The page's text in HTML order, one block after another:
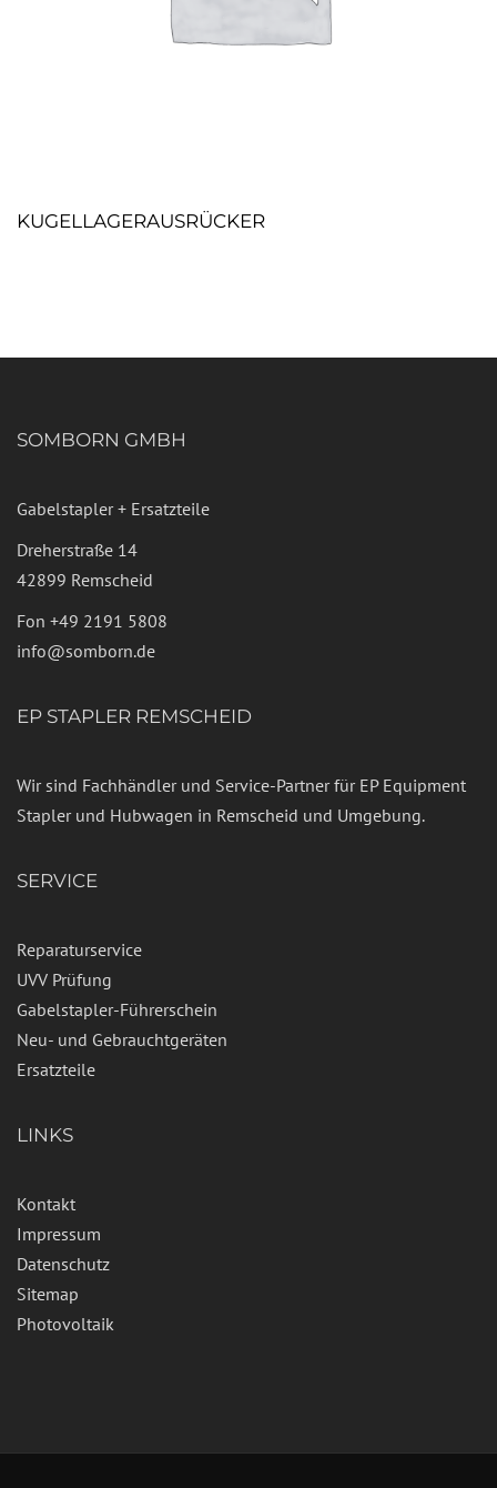
KUGELLAGERAUSRÜCKER
SOMBORN GMBH
Gabelstapler + Ersatzteile
Dreherstraße 14
42899 Remscheid
Fon +49 2191 5808
info@somborn.de
EP STAPLER REMSCHEID
Wir sind Fachhändler und Service-Partner für EP Equipment
Stapler und Hubwagen in Remscheid und Umgebung.
SERVICE
Reparaturservice
UVV Prüfung
Gabelstapler-Führerschein
Neu- und Gebrauchtgeräten
Ersatzteile
LINKS
Kontakt
Impressum
Datenschutz
Sitemap
Photovoltaik